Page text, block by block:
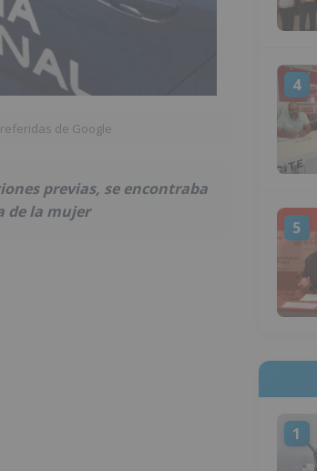
de Google
previas, se encontraba
de la mujer
4
5
1